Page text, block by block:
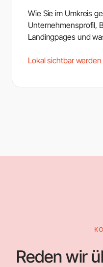
Wie Sie im Umkreis
Unternehmensprofil,
Landingpages und
Lokal sichtbar werden
Reden wir